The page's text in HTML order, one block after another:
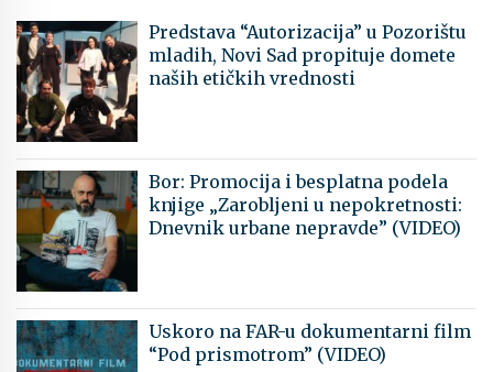
Predstava “Autorizacija” u Pozorištu
mladih, Novi Sad propituje domete
naših etičkih vrednosti
Bor: Promocija i besplatna podela
knjige „Zarobljeni u nepokretnosti:
Dnevnik urbane nepravde” (VIDEO)
Uskoro na FAR-u dokumentarni film
“Pod prismotrom” (VIDEO)